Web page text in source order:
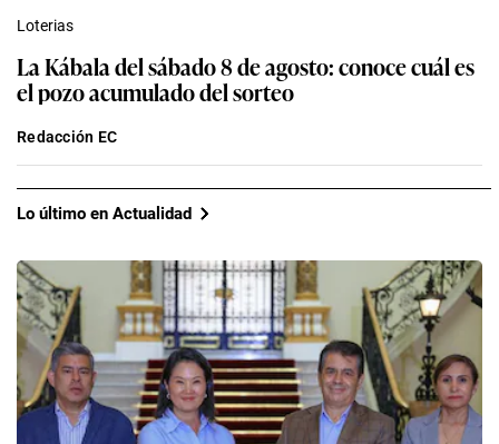
Loterias
La Kábala del sábado 8 de agosto: conoce cuál es
el pozo acumulado del sorteo
Redacción EC
Lo último en Actualidad